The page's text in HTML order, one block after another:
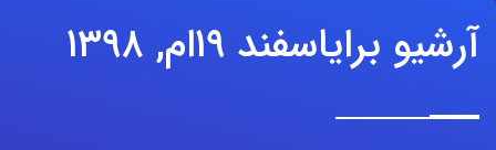
آرشیو برایاسفند ۱۹ام, ۱۳۹۸